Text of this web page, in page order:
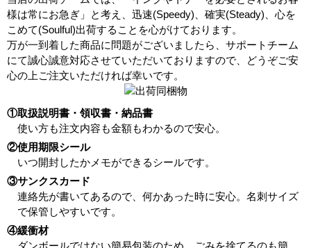
様は常にお急ぎ」と考え、迅速(Speedy)、確実(Steady)、心を
こめて(Soulful)出荷することを心がけております。
万が一到着した商品に問題がございましたら、サポートチーム
にて誠心誠意対応させていただいておりますので、どうぞご安
心の上ご注文いただければ幸いです。
①取扱説明書・領収書・納品書
使い方も注文内容も金額もわかるので安心。
②使用期限シール
いつ開封したかメモができるシールです。
③サンクスカード
連絡先が書いてあるので、何かあった時に安心。名刺サイズ
で保管しやすいです。
④緩衝材
ダンボールではない簡易包装のため、ごみを捨てるのも簡